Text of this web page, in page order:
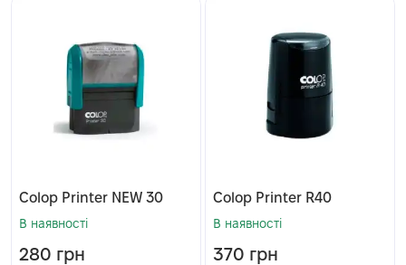
Colop Printer NEW 30
В наявності
280 грн
Colop Printer R40
В наявності
370 грн